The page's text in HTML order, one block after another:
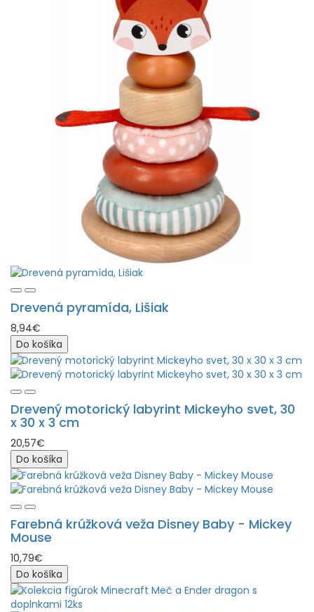
Drevená pyramída, Lišiak
8,94€
Do košíka
Drevený motorický labyrint Mickeyho svet, 30
x 30 x 3 cm
20,57€
Do košíka
Farebná krúžková veža Disney Baby - Mickey
Mouse
10,79€
Do košíka